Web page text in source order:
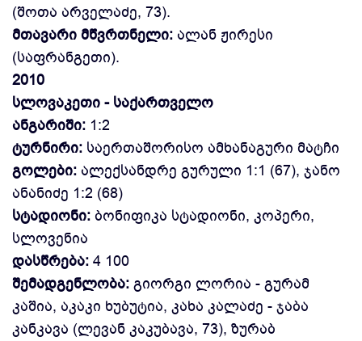
(შოთა არველაძე, 73).
მთავარი მწვრთნელი: ალან ჟირესი
(საფრანგეთი).
2010
სლოვაკეთი - საქართველო
ანგარიში: 1:2
ტურნირი: საერთაშორისო ამხანაგური მატჩი
გოლები: ალექსანდრე გურული 1:1 (67), ჯანო
ანანიძე 1:2 (68)
სტადიონი: ბონიფიკა სტადიონი, კოპერი,
სლოვენია
დასწრება: 4 100
შემადგენლობა: გიორგი ლორია - გურამ
კაშია, აკაკი ხუბუტია, კახა კალაძე - ჯაბა
კანკავა (ლევან კაკუბავა, 73), ზურაბ